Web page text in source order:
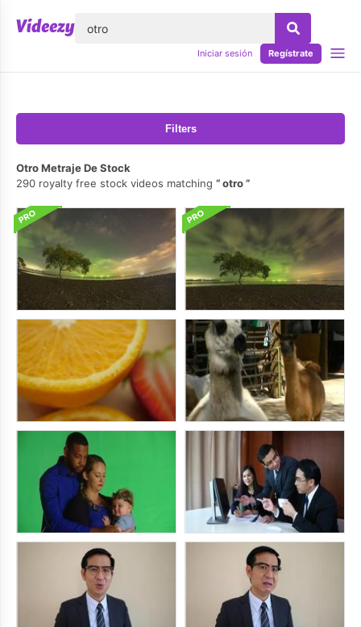
Iniciar sesión Regístrate
Filters
Otro Metraje De Stock
290 royalty free stock videos matching
otro